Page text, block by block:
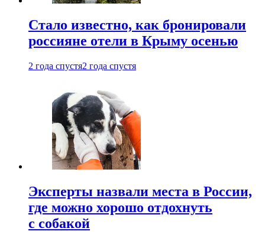
Стало известно, как бронировали
россияне отели в Крыму осенью
2 года спустя2 года спустя
Эксперты назвали места в России,
где можно хорошо отдохнуть
с собакой